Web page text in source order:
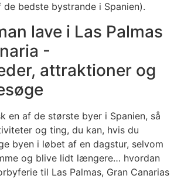
bedste bystrande i Spanien).
lave i Las Palmas
-
attraktioner og
en af ​​de største byer i Spanien, så
og ting, du kan, hvis du
byen i løbet af en dagstur, selvom
og blive lidt længere… hvordan
til Las Palmas, Gran Canarias